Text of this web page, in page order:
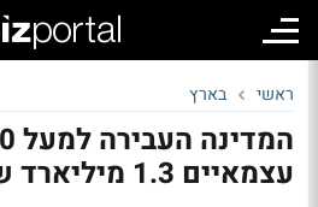
ראשי בארץ
עצמאיים 1.3 מיליארד שקל